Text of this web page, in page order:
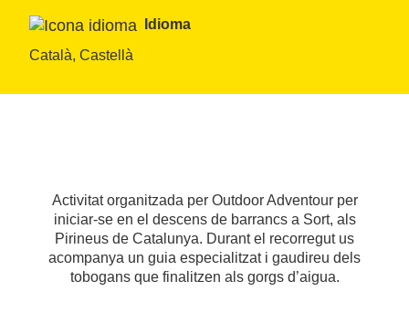
Idioma
Català, Castellà
Activitat organitzada per Outdoor Adventour per
iniciar-se en el descens de barrancs a Sort, als
Pirineus de Catalunya. Durant el recorregut us
acompanya un guia especialitzat i gaudireu dels
tobogans que finalitzen als gorgs d’aigua.